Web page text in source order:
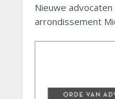
Nieuwe
arrondissement